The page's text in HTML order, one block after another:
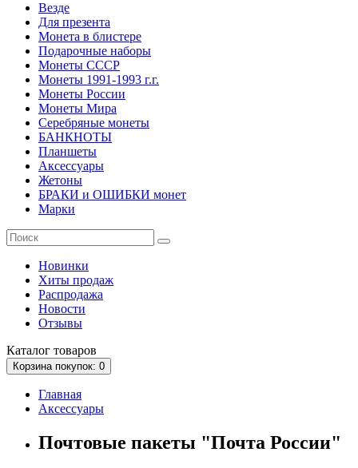
Везде
Для презента
Монета в блистере
Подарочные наборы
Монеты СССР
Монеты 1991-1993 г.г.
Монеты России
Монеты Мира
Серебряные монеты
БАНКНОТЫ
Планшеты
Аксессуары
Жетоны
БРАКИ и ОШИБКИ монет
Марки
Новинки
Хиты продаж
Распродажа
Новости
Отзывы
Каталог товаров
Корзинапокупок: 0
Главная
Аксессуары
Почтовые пакеты "Почта России"